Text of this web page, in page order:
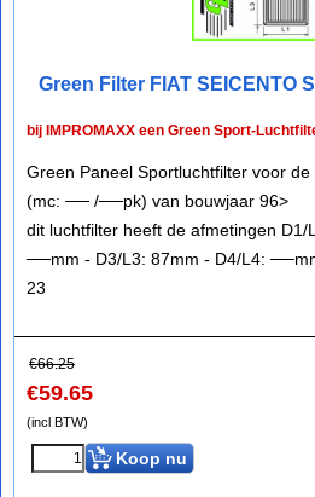
Green Filter FIAT SEICENTO
bij IMPROMAXX een Green Sport-
Green Paneel Sportluchtfilter voor
(mc: ── /──pk) van bouwjaar 96>
dit luchtfilter heeft de afmetingen D1/
──mm - D3/L3: 87mm - D4/L4:
23
€66.25
€59.65
(incl BTW)
Koop nu